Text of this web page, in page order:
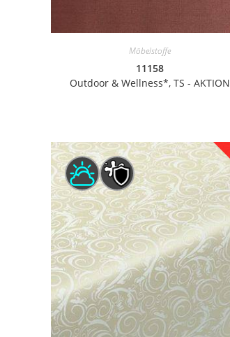
Möbelstoffe
11158
Outdoor & Wellness*, TS - AKTION